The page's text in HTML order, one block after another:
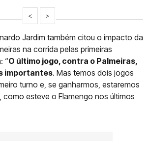
< >
Jardim também citou o impacto da
na corrida pelas primeiras
“O último jogo, contra o Palmeiras,
importantes. Mas temos dois jogos
turno e, se ganharmos, estaremos
como esteve o Flamengo nos últimos